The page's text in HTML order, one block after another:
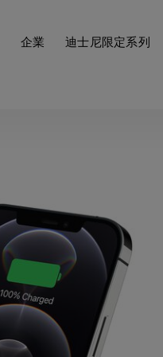
企業 迪士尼限定系列